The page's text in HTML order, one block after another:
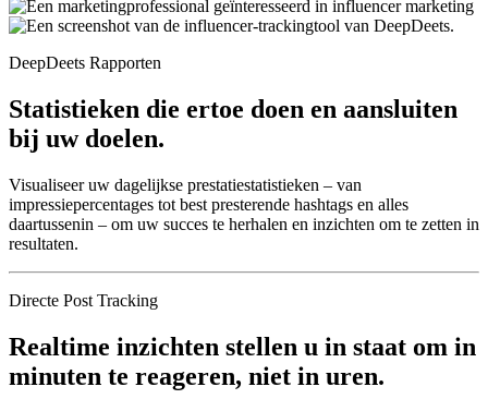
DeepDeets Rapporten
Statistieken die ertoe doen en aansluiten
bij uw doelen.
Visualiseer uw dagelijkse prestatiestatistieken – van
impressiepercentages tot best presterende hashtags en alles
daartussenin – om uw succes te herhalen en inzichten om te zetten in
resultaten.
Directe Post Tracking
Realtime inzichten stellen u in staat om in
minuten te reageren, niet in uren.